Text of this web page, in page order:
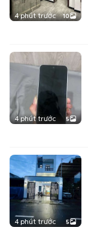
4 phút trước 10
4 phút trước 5
4 phút trước 5